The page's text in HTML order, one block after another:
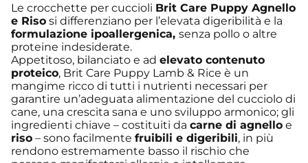
Le crocchette per cuccioli Brit Care Puppy Agnello
e Riso si differenziano per l’elevata digeribilità e la
formulazione ipoallergenica, senza pollo o altre
proteine indesiderate.
Appetitoso, bilanciato e ad elevato contenuto
proteico, Brit Care Puppy Lamb & Rice è un
mangime ricco di tutti i nutrienti necessari per
garantire un’adeguata alimentazione del cucciolo di
cane, una crescita sana e uno sviluppo armonico; gli
ingredienti chiave – costituiti da carne di agnello e
riso – sono facilmente fruibili e digeribili, in più
rendono estremamente basso il rischio che